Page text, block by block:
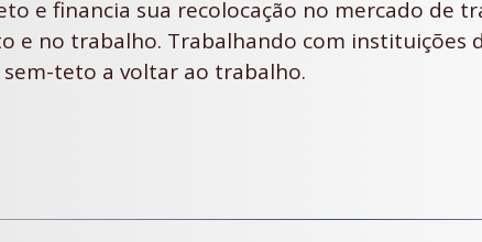
e financia sua recolocação no mercado de
e no trabalho. Trabalhando com instituições
teto a voltar ao trabalho.